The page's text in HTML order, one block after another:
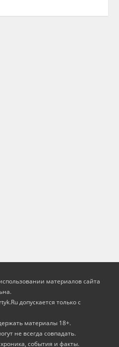
материалов сайта
допускается только с
материалы 18+.
не всегда совпадать.
события и факты.